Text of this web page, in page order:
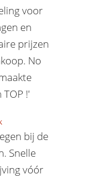
voor
en
prijzen
No
!'
bij de
Snelle
vóór